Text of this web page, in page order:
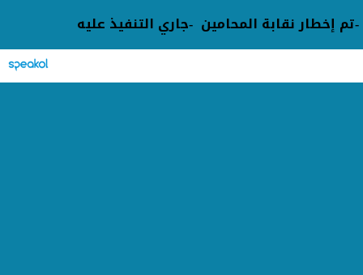
-تم إخطار نقابة المحامين -جاري التنفيذ عليه